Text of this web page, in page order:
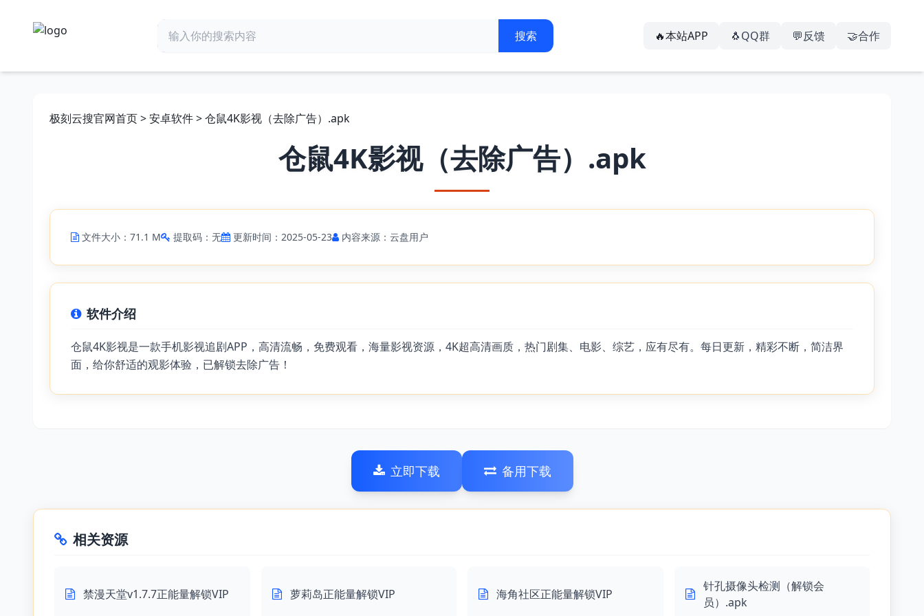
🔥本站APP 🐧QQ群 💬反馈 🤝合作
极刻云搜官网首页>安卓软件> 仓鼠4K影视（去除广告）.apk
仓鼠4K影视（去除广告）.apk
文件大小：71.1 M 提取码：无 更新时间：2025-05-23 内容来源：云盘用户
软件介绍
仓鼠4K影视是一款手机影视追剧APP，高清流畅，免费观看，海量影视资源，4K超高清画质，热门剧集、电影、综艺，应有尽有。每日更新，精彩不断，简洁界
面，给你舒适的观影体验，已解锁去除广告！
立即下载 备用下载
相关资源
禁漫天堂v1.7.7正能量解锁VIP 萝莉岛正能量解锁VIP 海角社区正能量解锁VIP
针孔摄像头检测（解锁会
员）.apk